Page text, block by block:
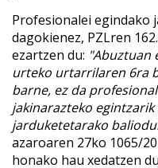
Profesionalei egindako
dagokienez, PZLren
ezartzen du: "Abuztuan
urteko urtarrilaren 6ra
barne, ez da
jakinarazteko
jarduketetarako
azaroaren 27ko 1065/
honako hau xedatzen